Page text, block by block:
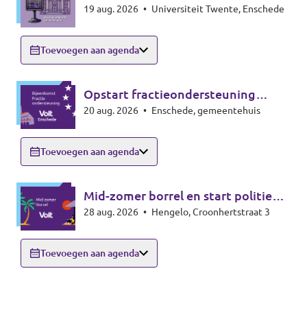
19 aug. 2026 • Universiteit Twente, Enschede
Toevoegen aan agenda
Opstart fractieondersteuning
Enschede
20 aug. 2026 • Enschede, gemeentehuis
Toevoegen aan agenda
Mid-zomer borrel en start politieke
seizoen
28 aug. 2026 • Hengelo, Croonhertstraat 3
Toevoegen aan agenda